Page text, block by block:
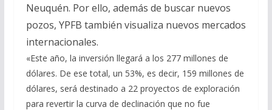
Neuquén. Por ello, además de buscar nuevos
pozos, YPFB también visualiza nuevos mercados
internacionales.
«Este año, la inversión llegará a los 277 millones de
dólares. De ese total, un 53%, es decir, 159 millones de
dólares, será destinado a 22 proyectos de exploración
para revertir la curva de declinación que no fue